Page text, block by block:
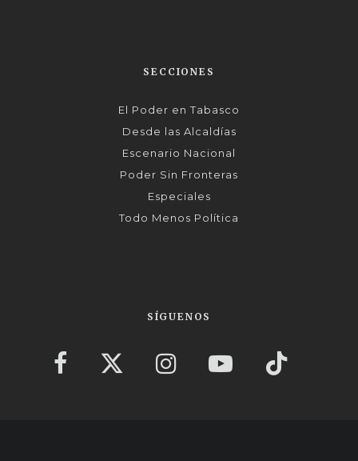
SECCIONES
El Poder en Tabasco
Desde las Alcaldías
Escenario Nacional
Poder Sin Fronteras
Especiales
Todo Menos Política
SÍGUENOS